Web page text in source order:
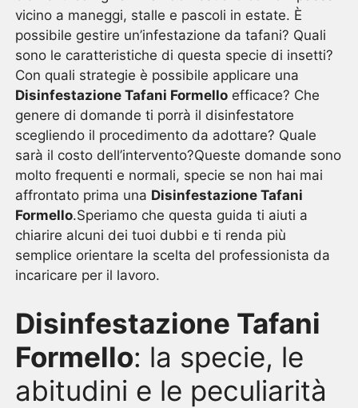
vicino a maneggi, stalle e pascoli in estate. È
possibile gestire un’infestazione da tafani? Quali
sono le caratteristiche di questa specie di insetti?
Con quali strategie è possibile applicare una
Disinfestazione Tafani Formello efficace? Che
genere di domande ti porrà il disinfestatore
scegliendo il procedimento da adottare? Quale
sarà il costo dell’intervento?Queste domande sono
molto frequenti e normali, specie se non hai mai
affrontato prima una Disinfestazione Tafani
Formello.Speriamo che questa guida ti aiuti a
chiarire alcuni dei tuoi dubbi e ti renda più
semplice orientare la scelta del professionista da
incaricare per il lavoro.
Disinfestazione Tafani
Formello: la specie, le
abitudini e le peculiarità